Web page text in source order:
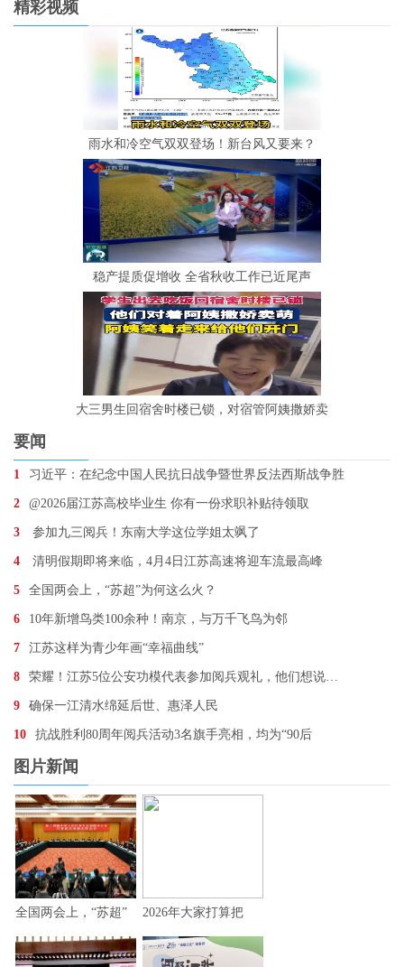
精彩视频
雨水和冷空气双双登场！新台风又要来？
稳产提质促增收 全省秋收工作已近尾声
大三男生回宿舍时楼已锁，对宿管阿姨撒娇卖
要闻
1 习近平：在纪念中国人民抗日战争暨世界反法西斯战争胜
2 @2026届江苏高校毕业生 你有一份求职补贴待领取
3 参加九三阅兵！东南大学这位学姐太飒了
4 清明假期即将来临，4月4日江苏高速将迎车流最高峰
5 全国两会上，“苏超”为何这么火？
6 10年新增鸟类100余种！南京，与万千飞鸟为邻
7 江苏这样为青少年画“幸福曲线”
8 荣耀！江苏5位公安功模代表参加阅兵观礼，他们想说…
9 确保一江清水绵延后世、惠泽人民
10 抗战胜利80周年阅兵活动3名旗手亮相，均为“90后
图片新闻
全国两会上，“苏超” 2026年大家打算把